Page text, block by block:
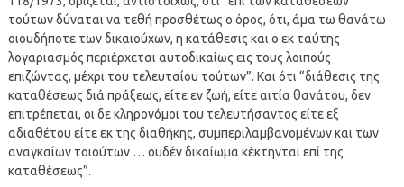
τούτων δύναται να τεθή προσθέτως ο όρος, ότι, άμα τω θανάτω
οιουδήποτε των δικαιούχων, η κατάθεσις και ο εκ ταύτης
λογαριασμός περιέρχεται αυτοδικαίως εις τους λοιπούς
επιζώντας, μέχρι του τελευταίου τούτων”. Και ότι “διάθεσις της
καταθέσεως διά πράξεως, είτε εν ζωή, είτε αιτία θανάτου, δεν
επιτρέπεται, οι δε κληρονόμοι του τελευτήσαντος είτε εξ
αδιαθέτου είτε εκ της διαθήκης, συμπεριλαμβανομένων και των
αναγκαίων τοιούτων … ουδέν δικαίωμα κέκτηνται επί της
καταθέσεως”.